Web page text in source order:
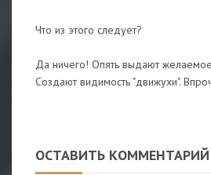
Что из этого следует?
Да ничего! Опять выдают желаемое
Создают видимость "движухи".
ОСТАВИТЬ КОММЕНТАРИЙ